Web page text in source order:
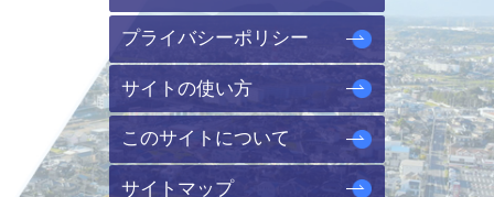
プライバシーポリシー
サイトの使い方
このサイトについて
サイトマップ